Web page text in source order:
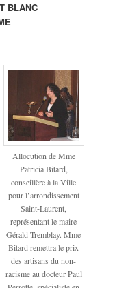
BLANC
Allocution de Mme
Patricia Bitard,
conseillère à la Ville
pour l’arrondissement
Saint-Laurent,
représentant le maire
Gérald Tremblay. Mme
Bitard remettra le prix
des artisans du non-
racisme au docteur Paul